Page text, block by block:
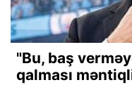
"Bu, baş
qalması